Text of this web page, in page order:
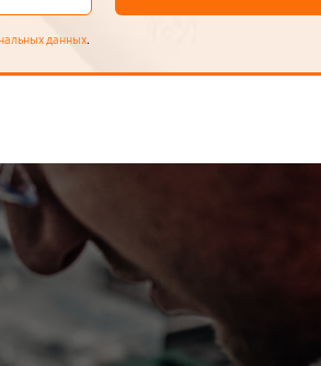
данных.